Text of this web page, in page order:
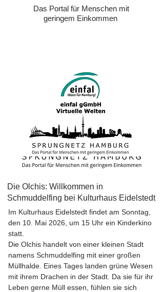
Das Portal für Menschen mit
geringem Einkommen
Die Olchis: Willkommen in
Schmuddelfing bei Kulturhaus Eidelstedt
Im Kulturhaus Eidelstedt findet am Sonntag,
den 10. Mai 2026, um 15 Uhr ein Kinderkino
statt.
Die Olchis handelt von einer kleinen Stadt
namens Schmuddelfing mit einer großen
Müllhalde. Eines Tages landen grüne Wesen
mit ihrem Drachen in der Stadt. Da sie für ihr
Leben gerne Müll essen, fühlen sie sich